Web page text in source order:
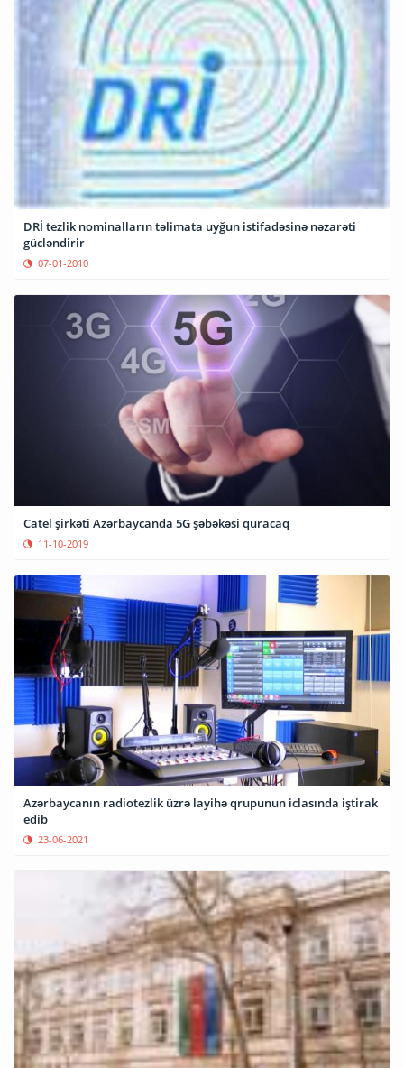
DRİ tezlik nominalların təlimata uyğun istifadəsinə nəzarəti
gücləndirir
07-01-2010
Catel şirkəti Azərbaycanda 5G şəbəkəsi quracaq
11-10-2019
Azərbaycanın radiotezlik üzrə layihə qrupunun iclasında iştirak
edib
23-06-2021